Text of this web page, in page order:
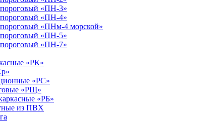
«ПН-3»
«ПН-4»
«ПНм-4 морской»
«ПН-5»
«ПН-7»
«РК»
«РС»
«РЩ»
«РБ»
из ПВХ